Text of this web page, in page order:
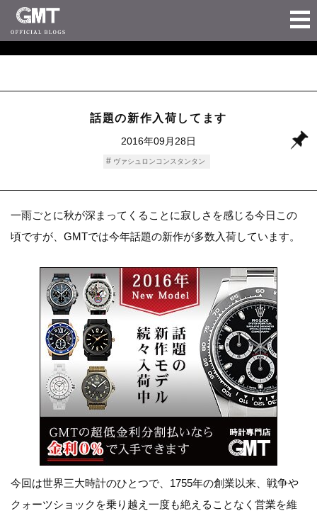
話題の新作入荷してます
2016年09月28日
ヴァシュロンコンスタンタン
一雨ごとに秋が深まってくることに寂しさを感じる今日この
頃ですが、GMTでは今年話題の新作が多数入荷しています。
今回は世界三大時計のひとつで、1755年の創業以来、戦争や
クォーツショックを乗り越え一度も絶えることなく営業を維